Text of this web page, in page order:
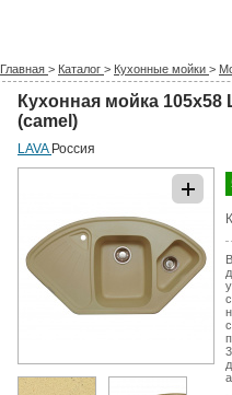
Главная > Каталог > Кухонные мойки >
Кухонная мойка 105x58
(camel)
LAVA Россия